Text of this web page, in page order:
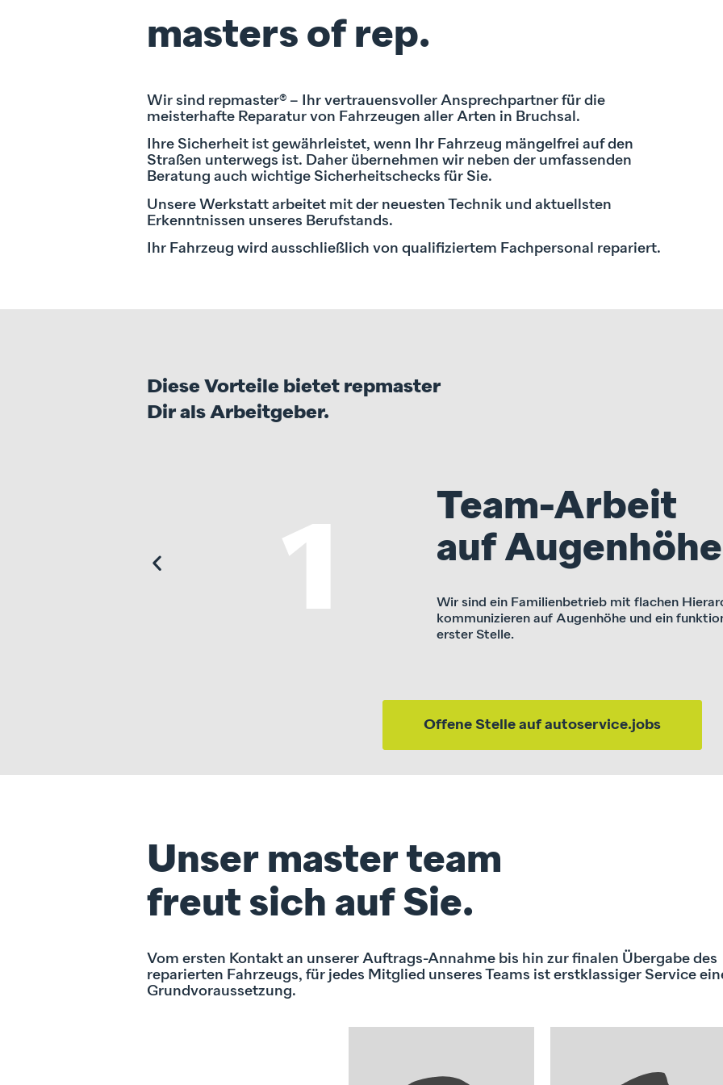
masters of rep.
Wir sind repmaster® – Ihr vertrauensvoller Ansprechpartner für die
meisterhafte Reparatur von Fahrzeugen aller Arten in Bruchsal.
Ihre Sicherheit ist gewährleistet, wenn Ihr Fahrzeug mängelfrei auf den
Straßen unterwegs ist. Daher übernehmen wir neben der umfassenden
Beratung auch wichtige Sicherheitschecks für Sie.
Unsere Werkstatt arbeitet mit der neuesten Technik und aktuellsten
Erkenntnissen unseres Berufstands.
Ihr Fahrzeug wird ausschließlich von qualifiziertem Fachpersonal repariert.
Diese Vorteile bietet repmaster
Dir als Arbeitgeber.
Wir lieben
Wir lieben was wir tun - hier wird noch mit
Autos sind für uns mehr als nur
Offene Stelle auf autoservice.jobs
Unser master team
freut sich auf Sie.
Vom ersten Kontakt an unserer Auftrags-Annahme bis hin zur finalen Übergabe des
reparierten Fahrzeugs, für jedes Mitglied unseres Teams ist erstklassiger Service
Grundvoraussetzung.